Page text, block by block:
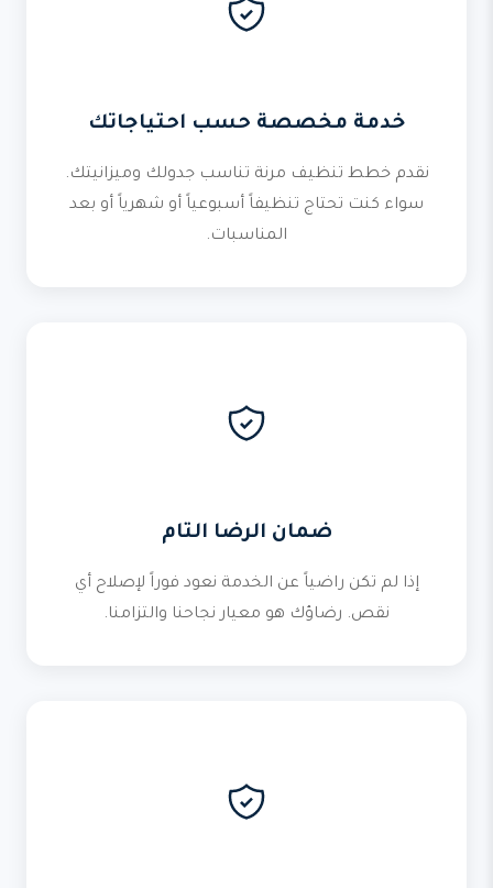
خدمة مخصصة حسب احتياجاتك
نقدم خطط تنظيف مرنة تناسب جدولك وميزانيتك.
سواء كنت تحتاج تنظيفاً أسبوعياً أو شهرياً أو بعد
المناسبات.
ضمان الرضا التام
إذا لم تكن راضياً عن الخدمة نعود فوراً لإصلاح أي
نقص. رضاؤك هو معيار نجاحنا والتزامنا.